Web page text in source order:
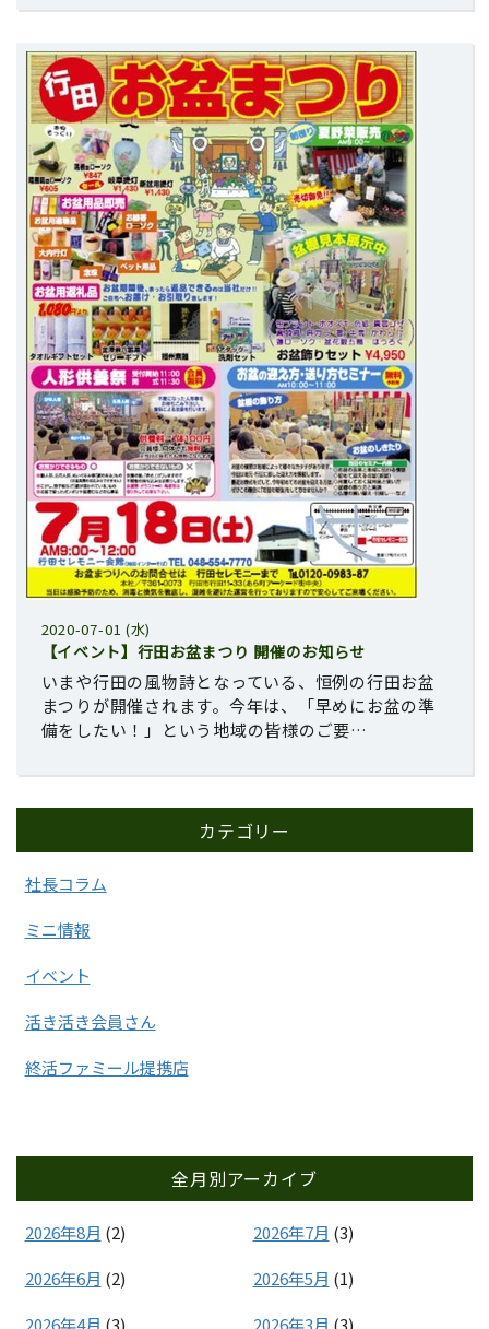
2020-07-01 (水)
【イベント】行田お盆まつり 開催のお知らせ
いまや行田の風物詩となっている、恒例の行田お盆
まつりが開催されます。今年は、「早めにお盆の準
備をしたい！」という地域の皆様のご要…
カテゴリー
社長コラム
ミニ情報
イベント
活き活き会員さん
終活ファミール提携店
全月別アーカイブ
2026年8月 (2) 2026年7月 (3)
2026年6月 (2) 2026年5月 (1)
2026年4月 (3) 2026年3月 (3)